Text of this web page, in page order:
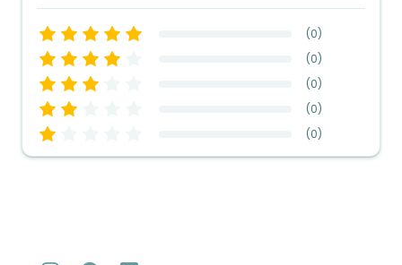
(0)
(0)
(0)
(0)
(0)